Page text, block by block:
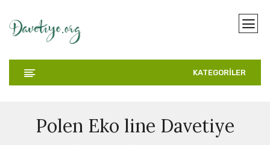
KATEGORİLER
Polen Eko line Davetiye